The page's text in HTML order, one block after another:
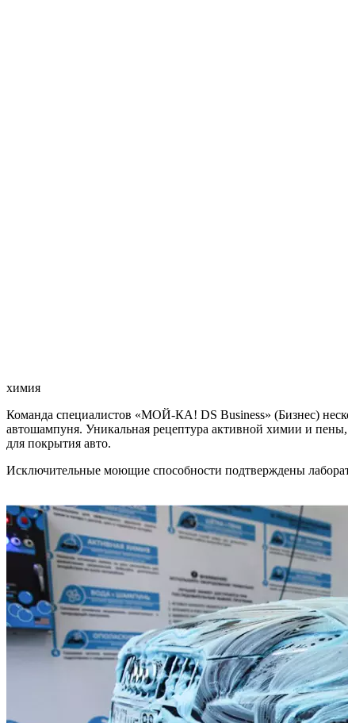
химия
Команда специалистов «МОЙ-КА! DS Business» (Бизнес)
автошампуня. Уникальная рецептура активной химии и
для покрытия авто.
Исключительные моющие способности подтверждены